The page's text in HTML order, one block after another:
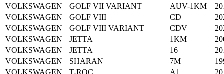
VOLKSWAGEN
GOLF VII VARIANT AUV-1KM
VOLKSWAGEN
GOLF VIII CD
VOLKSWAGEN
GOLF VIII VARIANT CDV
VOLKSWAGEN
JETTA 1KM
VOLKSWAGEN
JETTA 16
VOLKSWAGEN
SHARAN 7M
VOLKSWAGEN
T-ROC A1